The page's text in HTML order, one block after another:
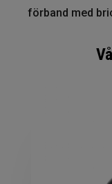
förband med